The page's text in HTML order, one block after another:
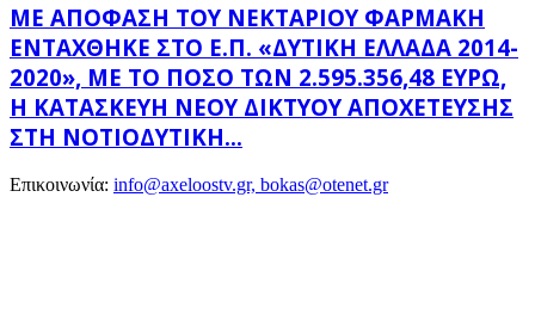
ΜΕ ΑΠΌΦΑΣΗ ΤΟΥ ΝΕΚΤΆΡΙΟΥ ΦΑΡΜΆΚΗ
ΕΝΤΆΧΘΗΚΕ ΣΤΟ Ε.Π. «ΔΥΤΙΚΉ ΕΛΛΆΔΑ 2014-
2020», ΜΕ ΤΟ ΠΟΣΌ ΤΩΝ 2.595.356,48 ΕΥΡΏ,
Η ΚΑΤΑΣΚΕΥΉ ΝΈΟΥ ΔΙΚΤΎΟΥ ΑΠΟΧΈΤΕΥΣΗΣ
ΣΤΗ ΝΟΤΙΟΔΥΤΙΚΉ...
Επικοινωνία: info@axeloostv.gr, bokas@otenet.gr